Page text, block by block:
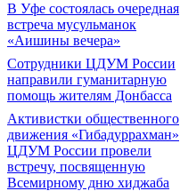
В Уфе состоялась очередная
встреча мусульманок
«Аишины вечера»
Сотрудники ЦДУМ России
направили гуманитарную
помощь жителям Донбасса
Активистки общественного
движения «Гибадуррахман»
ЦДУМ России провели
встречу, посвященную
Всемирному дню хиджаба